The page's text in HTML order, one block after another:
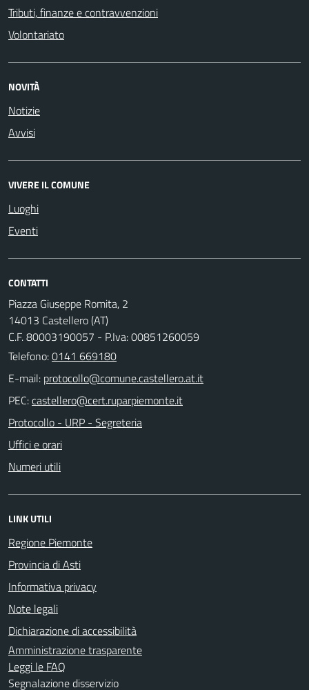
Tributi, finanze e contravvenzioni
Volontariato
NOVITÀ
Notizie
Avvisi
VIVERE IL COMUNE
Luoghi
Eventi
CONTATTI
Piazza Giuseppe Romita, 2
14013 Castellero (AT)
C.F. 80003190057 - P.Iva: 00851260059
Telefono:0141 669180
E-mail:
PEC:
Protocollo - URP - Segreteria
Uffici e orari
Numeri utili
LINK UTILI
Regione Piemonte
Provincia di Asti
Informativa privacy
Note legali
Dichiarazione di accessibilità
Amministrazione trasparente
Leggi le FAQ
Segnalazione disservizio